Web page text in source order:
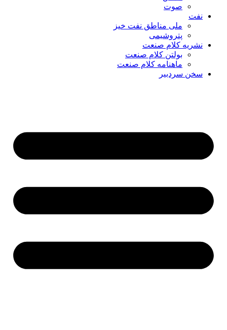
صوت
نفت
ملی مناطق نفت خیز
پتروشیمی
نشریه کلام صنعت
بولتن کلام صنعت
ماهنامه کلام صنعت
سخن سردبیر